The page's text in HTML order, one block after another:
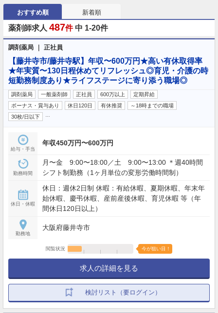
おすすめ順 新着順
薬剤師求人 487件 中 1-20件
調剤薬局 ｜ 正社員
【藤井寺市/藤井寺駅】年収〜600万円★高い有休取得率
★年実質〜130日程休めてリフレッシュ◎育児・介護の時
短勤務制度あり★ライフステージに寄り添う職場◎
調剤薬局 一般薬剤師 正社員 600万以上
定期昇給
ボーナス・賞与あり
休日120日 有休推奨
～18時までの職場
30枚/日以下
給与・手当
年収450万円〜600万円
勤務時間
月〜金 9:00〜18:00／土 9:00〜13:00 ＊週40時間
シフト制勤務（1ヶ月単位の変形労働時間制）
休日・休暇
休日：週休2日制 休暇：有給休暇、夏期休暇、年末年
始休暇、慶弔休暇、産前産後休暇、育児休暇 等（年
間休日120日以上）
勤務地
大阪府藤井寺市
閲覧状況 今が狙い目！
求人の詳細を見る
検討リスト（要ログイン）